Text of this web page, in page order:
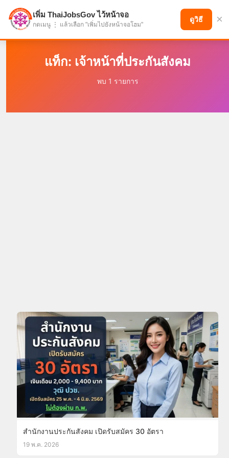
แบ่งปันโอกาส เพื่ออนาคตที่ก้าวหน้า
แท็ก: เจ้าหน้าที่ประกันสังคม
พบ 1 รายการ
สำนักงานประกันสังคม เปิดรับสมัคร 30 อัตรา
19 พ.ค. 2026
เพิ่ม ThaiJobsGov ไว้หน้าจอ
กดเมนู ⋮ แล้วเลือก "เพิ่มไปยังหน้าจอโฮม"
ดูวิธี ×